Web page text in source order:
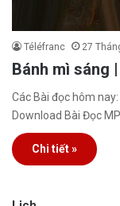
Téléfranc 27
Bánh mì sáng
Các Bài đọc hôm
Download Bài Đọc
Chi tiết »